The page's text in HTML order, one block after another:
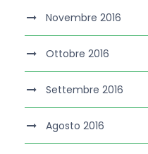
Novembre 2016
Ottobre 2016
Settembre 2016
Agosto 2016